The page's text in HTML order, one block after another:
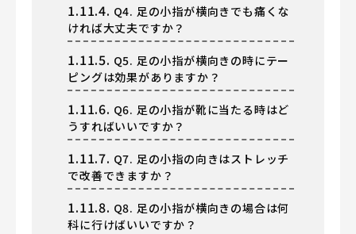
1.11.4. Q4. 足の小指が横向きでも痛くな
ければ大丈夫ですか？
1.11.5. Q5. 足の小指が横向きの時にテー
ピングは効果がありますか？
1.11.6. Q6. 足の小指が靴に当たる時はど
うすればいいですか？
1.11.7. Q7. 足の小指の向きはストレッチ
で改善できますか？
1.11.8. Q8. 足の小指が横向きの場合は何
科に行けばいいですか？